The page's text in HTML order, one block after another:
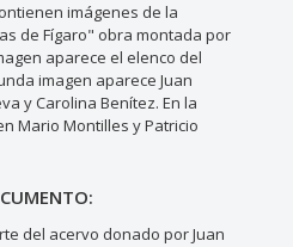
imágenes de la
de Fígaro" obra montada por
aparece el elenco del
imagen aparece Juan
y Carolina Benítez. En la
Mario Montilles y Patricio
del acervo donado por Juan